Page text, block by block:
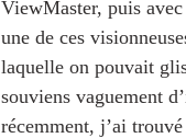
ViewMaster, puis
une de ces
laquelle on pouvait
souviens vaguement
récemment, j’ai